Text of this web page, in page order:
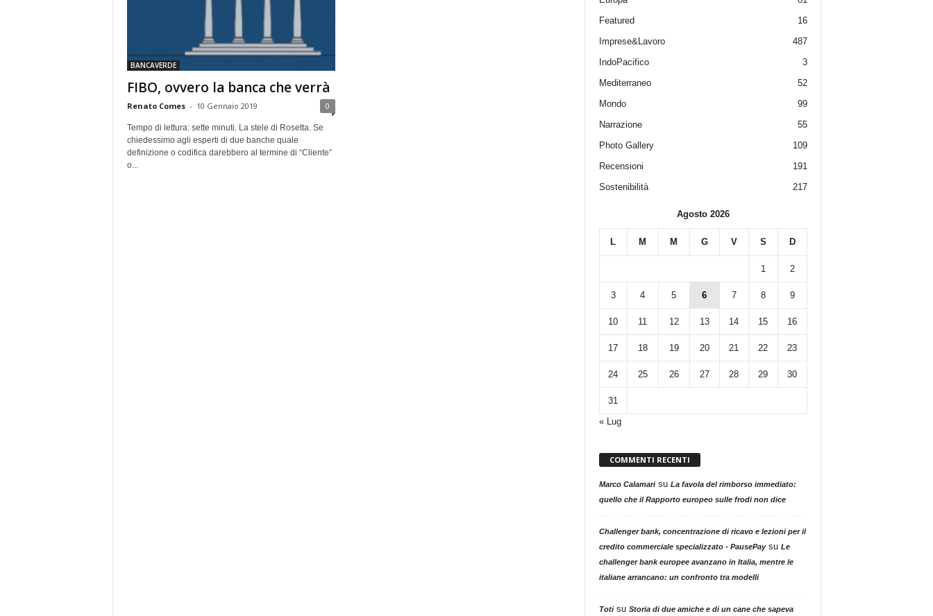
BANCAVERDE
FIBO, ovvero la banca che verrà
Renato Comes - 10 Gennaio 2019 0
Tempo di lettura: sette minuti. La stele di Rosetta. Se
chiedessimo agli esperti di due banche quale
definizione o codifica darebbero al termine di “Cliente”
o...
Featured
16
Imprese&Lavoro
487
IndoPacifico
3
Mediterraneo
52
Mondo
99
Narrazione
55
Photo Gallery
109
Recensioni
191
Sostenibilità
217
Agosto 2026
L M M G V S D
1 2
3 4 5 6 7 8 9
10 11 12 13 14 15 16
17 18 19 20 21 22 23
24 25 26 27 28 29 30
31
« Lug
COMMENTI RECENTI
Marco Calamarisu La favola del rimborso immediato:
quello che il Rapporto europeo sulle frodi non dice
Challenger bank, concentrazione di ricavo e lezioni per il
credito commerciale specializzato - PausePaysu Le
challenger bank europee avanzano in Italia, mentre le
italiane arrancano: un confronto tra modelli
Totisu Storia di due amiche e di un cane che sapeva